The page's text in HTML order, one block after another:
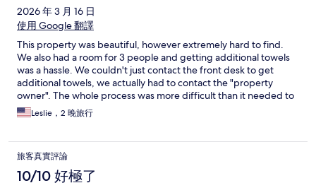
2026 年 3 月 16 日
使用 Google 翻譯
This property was beautiful, however extremely hard to find.
We also had a room for 3 people and getting additional towels
was a hassle. We couldn't just contact the front desk to get
additional towels, we actually had to contact the "property
owner". The whole process was more difficult than it needed to
be for additional necessities
Leslie，2 晚旅行
旅客真實評論
10/10 好極了